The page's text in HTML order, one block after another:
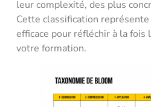
leur complexité, des plus
Cette classification
efficace pour réfléchir à la fois
votre formation.